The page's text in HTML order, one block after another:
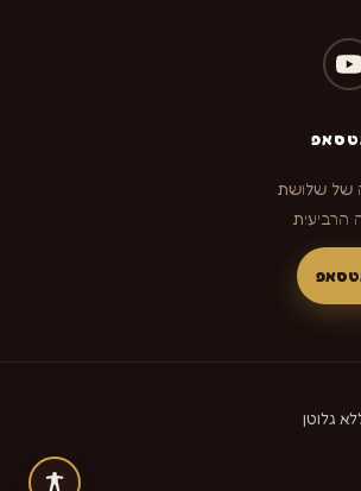
של שלושת
הרביעית
גלוטן